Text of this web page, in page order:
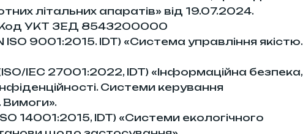
літальних апаратів» від 19.07.2024.
УКТ ЗЕД 8543200000
9001:2015. IDT) «Система управління якістю.
IEC 27001:2022, IDT) «Інформаційна безпека,
Системи керування
14001:2015, IDT) «Системи екологічного